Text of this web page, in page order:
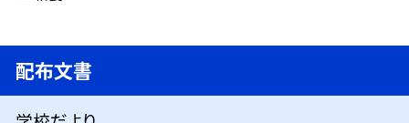
配布文書